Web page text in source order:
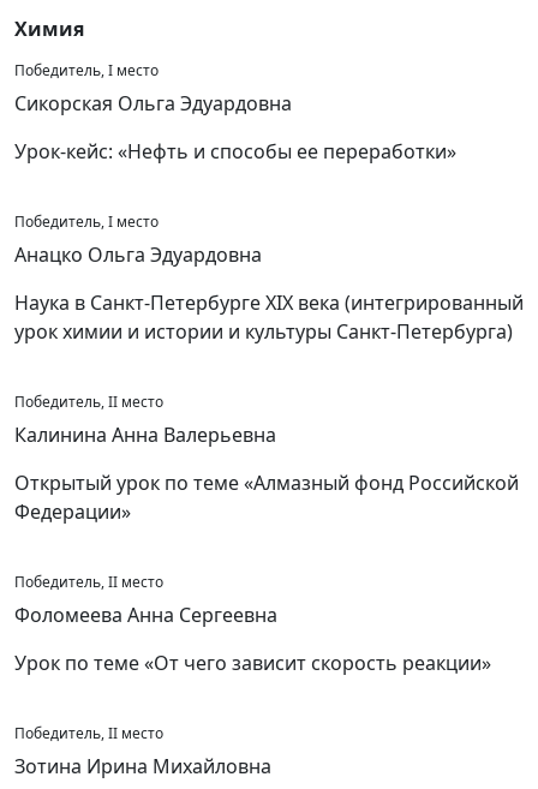
Химия
Победитель, I место
Сикорская Ольга Эдуардовна
Урок-кейс: «Нефть и способы ее переработки»
Победитель, I место
Анацко Ольга Эдуардовна
Наука в Санкт-Петербурге XIX века (интегрированный
урок химии и истории и культуры Санкт-Петербурга)
Победитель, II место
Калинина Анна Валерьевна
Открытый урок по теме «Алмазный фонд Российской
Федерации»
Победитель, II место
Фоломеева Анна Сергеевна
Урок по теме «От чего зависит скорость реакции»
Победитель, II место
Зотина Ирина Михайловна